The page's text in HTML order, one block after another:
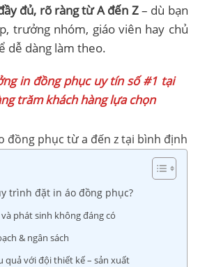
đủ, rõ ràng từ A đến Z– dù bạn
trưởng nhóm, giáo viên hay chủ
dễ dàng làm theo.
in đồng phục uy tín số #1 tại
trăm khách hàng lựa chọn
trình đặt in áo đồng phục?
phát sinh không đáng có
& ngân sách
quả với đội thiết kế – sản xuất